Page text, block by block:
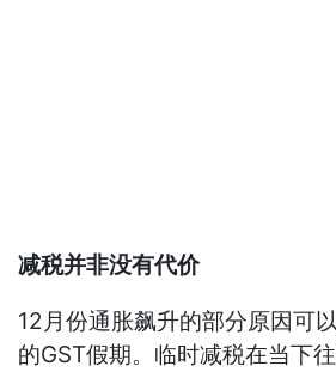
减税并非没有代价
12月份通胀飙升的部分原因可
的GST假期。临时减税在当下